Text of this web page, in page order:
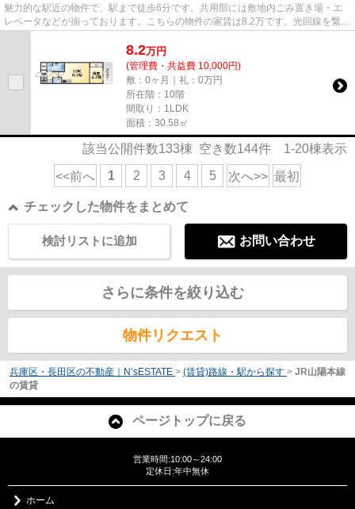
魅力的な駅近の物件で、駅まで徒歩6分です。共用部には敷地内ごみ置き場・エ
レベータなどが揃っております。こちらの物件の家賃は8.2万です。光回線を繋げ
8.2万円
(管理費・共益費 10,000円)
敷：0ヶ月｜礼：0万円
所在階：10階
間取り：1LDK
面積：30.58㎡
該当公開件数133棟 空き数144件 1-20棟表示
<<前へ 1 2 3 4 5 次へ>> 最初
チェックした物件をまとめて
お問い合わせ
検討リストに追加
さらに条件を絞り込む
物件リクエスト
兵庫区・長田区の不動産｜N’sESTATE > (賃貸)路線・駅から探す > JR山陽本線
の賃貸
ページトップに戻る
営業時間:10:00～24:00
定休日:年中無休
ホーム